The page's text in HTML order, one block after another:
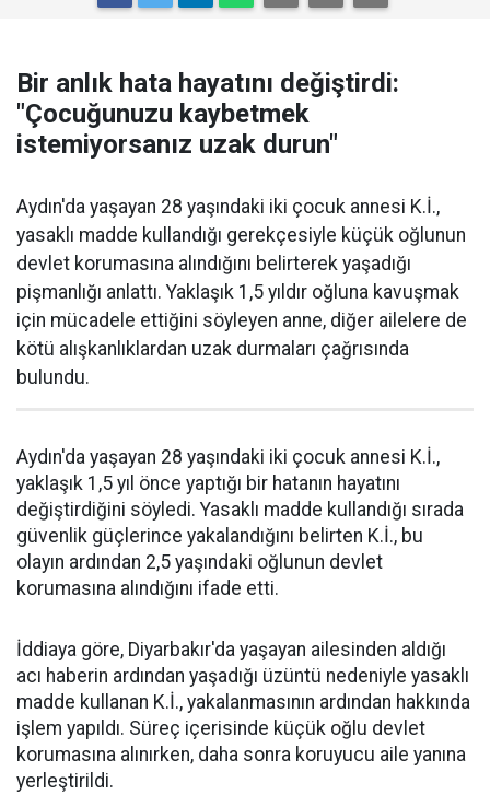
Bir anlık hata hayatını değiştirdi:
"Çocuğunuzu kaybetmek
istemiyorsanız uzak durun"
Aydın'da yaşayan 28 yaşındaki iki çocuk annesi K.İ.,
yasaklı madde kullandığı gerekçesiyle küçük oğlunun
devlet korumasına alındığını belirterek yaşadığı
pişmanlığı anlattı. Yaklaşık 1,5 yıldır oğluna kavuşmak
için mücadele ettiğini söyleyen anne, diğer ailelere de
kötü alışkanlıklardan uzak durmaları çağrısında
bulundu.
Aydın'da yaşayan 28 yaşındaki iki çocuk annesi K.İ.,
yaklaşık 1,5 yıl önce yaptığı bir hatanın hayatını
değiştirdiğini söyledi. Yasaklı madde kullandığı sırada
güvenlik güçlerince yakalandığını belirten K.İ., bu
olayın ardından 2,5 yaşındaki oğlunun devlet
korumasına alındığını ifade etti.
İddiaya göre, Diyarbakır'da yaşayan ailesinden aldığı
acı haberin ardından yaşadığı üzüntü nedeniyle yasaklı
madde kullanan K.İ., yakalanmasının ardından hakkında
işlem yapıldı. Süreç içerisinde küçük oğlu devlet
korumasına alınırken, daha sonra koruyucu aile yanına
yerleştirildi.